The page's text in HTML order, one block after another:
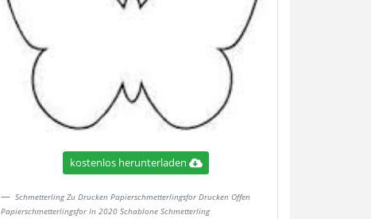
kostenlos herunterladen
Schmetterling Zu Drucken Papierschmetterlingsfor Drucken Offen
Papierschmetterlingsfor In 2020 Schablone Schmetterling